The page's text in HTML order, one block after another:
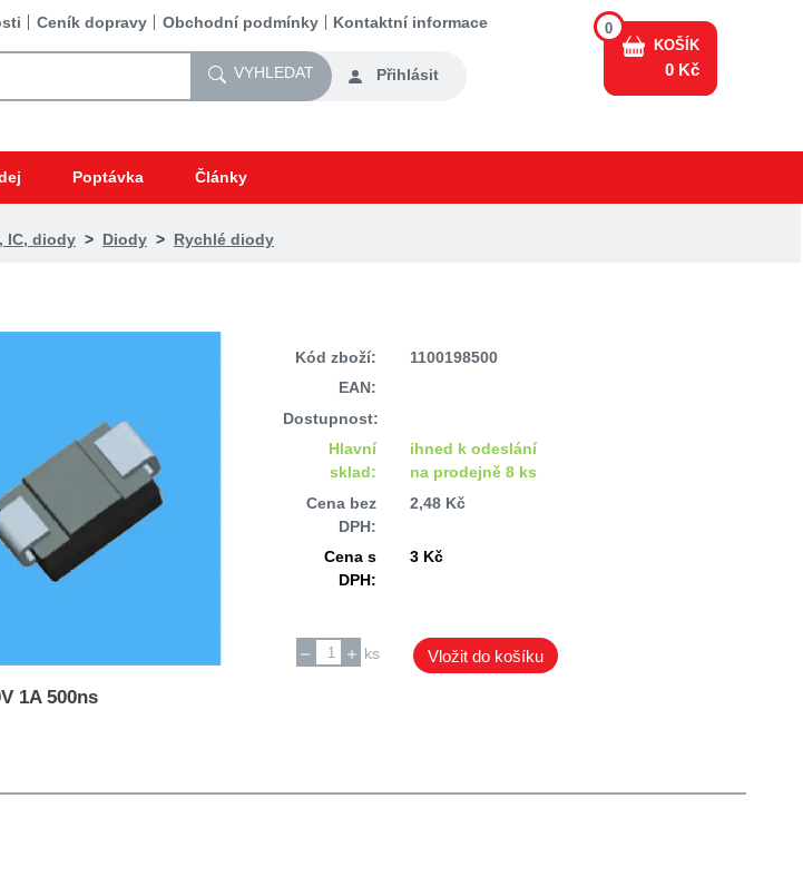
Ceník dopravy Obchodní podmínky Kontaktní informace
Přihlásit
VYHLEDAT
0
KOŠÍK
0 Kč
Poptávka Články
IC, diody> Diody> Rychlé diody
1A 500ns
Kód zboží:
1100198500
EAN:
Dostupnost:
Hlavní
sklad:
ihned k odeslání
na prodejně 8 ks
Cena bez
DPH:
2,48 Kč
Cena s
DPH:
3 Kč
ks Vložit do košíku